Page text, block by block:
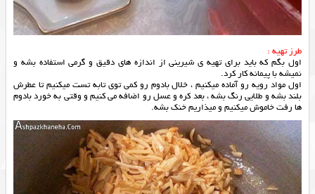
طرز تهیه :
اول بگم که باید برای تهیه ی شیرینیاز اندازه های دقیق و گرمی استفاده بشه و
نمیشه با پیمانه کار کرد.
اول مواد رویه رو آماده میکنیم ، خلال بادوم رو کمی توی تابه تست میکنیم تا عطرش
بلند بشه و طلایی رنگ بشه ، بعد کره و عسل رو اضافه می کنیم و وقتی به خورد بادوم
ها رفت خاموش میکنیم و میذاریم خنک بشه.